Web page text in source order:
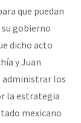
que puedan
gobierno
dicho acto
y Juan
administrar los
la estrategia
mexicano